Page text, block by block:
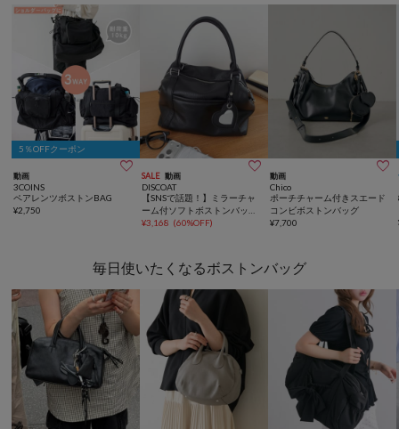
5％OFFクーポン
動画 
3COINS
ペアレンツボストンBAG
¥2,750
SALE 動画 
DISCOAT
【SNSで話題！】ミラーチャ
ーム付ソフトボストンバッグ
《詳細動画あり》
¥3,168 (60%OFF)
動画 
Chico
ポーチチャーム付きスエード
コンビボストンバッグ
¥7,700
毎日使いたくなるボストンバッグ